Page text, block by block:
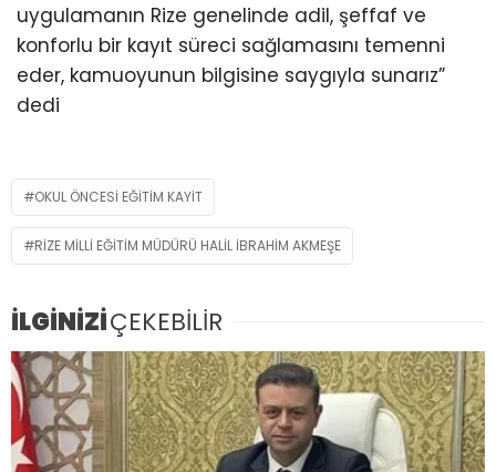
uygulamanın Rize genelinde adil, şeffaf ve
konforlu bir kayıt süreci sağlamasını temenni
eder, kamuoyunun bilgisine saygıyla sunarız”
dedi
OKUL ÖNCESI EĞITIM KAYIT
RIZE MILLI EĞITIM MÜDÜRÜ HALIL İBRAHIM AKMEŞE
İLGİNİZİÇEKEBİLİR